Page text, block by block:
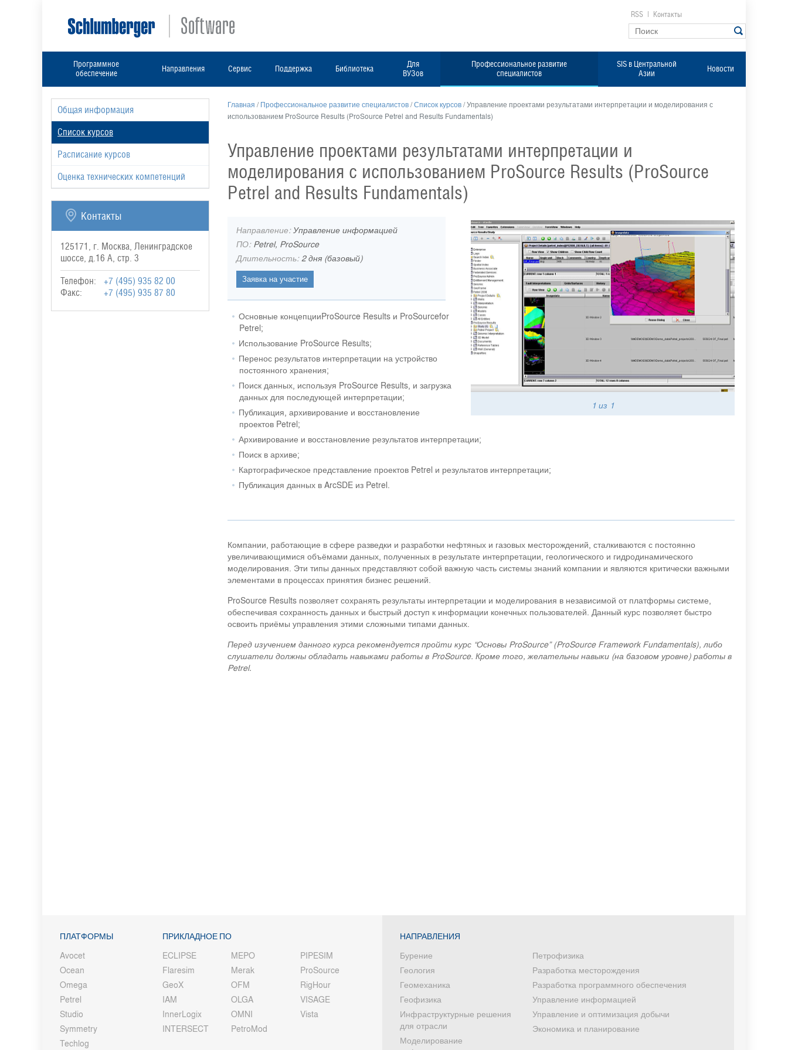
RSS Контакты
Программное
обеспечение
Направления Сервис Поддержка Библиотека
Для
ВУЗов
Профессиональное развитие
специалистов
SIS в Центральной
Азии
Новости
Общая информация
Список курсов
Расписание курсов
Оценка технических компетенций
Контакты
125171, г. Москва, Ленинградское
шоссе, д.16 А, стр. 3
Телефон:
+7 (495) 935 82 00
Факс:
+7 (495) 935 87 80
Главная /Профессиональное развитие специалистов/Список курсов/Управление проектами результатами интерпретации и моделирования с
использованием ProSource Results (ProSource Petrel and Results Fundamentals)
Управление проектами результатами интерпретации и
моделирования с использованием ProSource Results (ProSource
Petrel and Results Fundamentals)
1из 1
Направление:Управление информацией
ПО:Petrel, ProSource
Длительность:2 дня (базовый)
Основные концепцииProSource Results и ProSourcefor
Petrel;
Использование ProSource Results;
Перенос результатов интерпретации на устройство
постоянного хранения;
Поиск данных, используя ProSource Results, и загрузка
данных для последующей интерпретации;
Публикация, архивирование и восстановление
проектов Petrel;
Архивирование и восстановление результатов интерпретации;
Поиск в архиве;
Картографическое представление проектов Petrel и результатов интерпретации;
Публикация данных в ArcSDE из Petrel.
Компании, работающие в сфере разведки и разработки нефтяных и газовых месторождений, сталкиваются с постоянно
увеличивающимися объёмами данных, полученных в результате интерпретации, геологического и гидродинамического
моделирования. Эти типы данных представляют собой важную часть системы знаний компании и являются критически важными
элементами в процессах принятия бизнес решений.
ProSource Results позволяет сохранять результаты интерпретации и моделирования в независимой от платформы системе,
обеспечивая сохранность данных и быстрый доступ к информации конечных пользователей. Данный курс позволяет быстро
освоить приёмы управления этими сложными типами данных.
Перед изучением данного курса рекомендуется пройти курс “Основы ProSource” (ProSource Framework Fundamentals), либо
слушатели должны обладать навыками работы в ProSource. Кроме того, желательны навыки (на базовом уровне) работы в
Petrel.
ПЛАТФОРМЫ
Avocet
Ocean
Omega
Petrel
Studio
Symmetry
Techlog
ПРИКЛАДНОЕ ПО
ECLIPSE
Flaresim
GeoX
IAM
InnerLogix
INTERSECT
MEPO
Merak
OFM
OLGA
OMNI
PetroMod
PIPESIM
ProSource
RigHour
VISAGE
Vista
НАПРАВЛЕНИЯ
Бурение
Геология
Геомеханика
Геофизика
Инфраструктурные решения
для отрасли
Моделирование
Петрофизика
Разработка месторождения
Разработка программного обеспечения
Управление информацией
Управление и оптимизация добычи
Экономика и планирование